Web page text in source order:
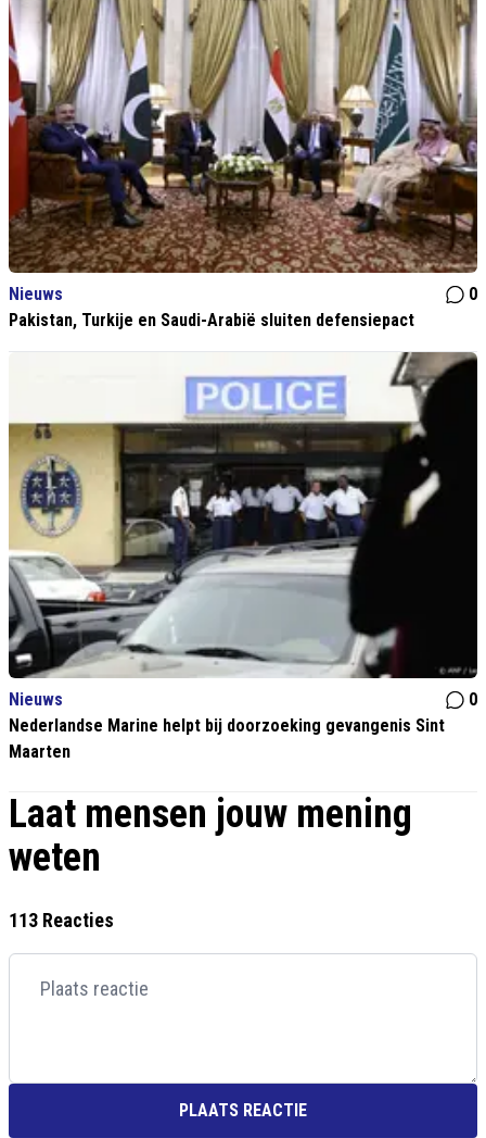
Nieuws
0
Pakistan, Turkije en Saudi-Arabië sluiten defensiepact
Nieuws
0
Nederlandse Marine helpt bij doorzoeking gevangenis Sint
Maarten
Laat mensen jouw mening
weten
113 Reacties
PLAATS REACTIE